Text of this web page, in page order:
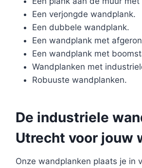
Een verjongde wandplank.
Een dubbele wandplank.
Een wandplank met
Een wandplank met
Wandplanken met
Robuuste wandplanken.
De industriele
Utrecht voor jouw
Onze wandplanken plaats je in